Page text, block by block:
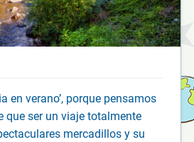
en verano’, porque pensamos
que ser un viaje totalmente
mercadillos y su